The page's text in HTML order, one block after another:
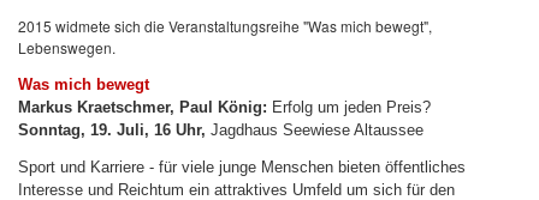
2015 widmete sich die Veranstaltungsreihe "Was mich bewegt",
Lebenswegen.
Was mich bewegt
Markus Kraetschmer, Paul König: Erfolg um jeden Preis?
Sonntag, 19. Juli, 16 Uhr, Jagdhaus Seewiese Altaussee
Sport und Karriere - für viele junge Menschen bieten öffentliches
Interesse und Reichtum ein attraktives Umfeld um sich für den